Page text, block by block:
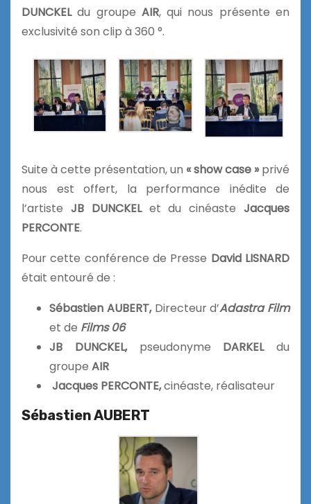
DUNCKELdu groupe AIR, qui nous présente en
exclusivité son clip à 360 °.
Suite à cette présentation, un « show case »privé
nous est offert, la performance inédite de
l’artiste JB DUNCKELet du cinéasteJacques
PERCONTE.
Pour cette conférence de Presse David LISNARD
était entouré de :
Sébastien AUBERT,Directeur d’Adastra Film
et de Films 06
JB DUNCKEL,pseudonyme DARKELdu
groupe AIR
Jacques PERCONTE,cinéaste, réalisateur
Sébastien AUBERT